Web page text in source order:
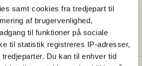
samt cookies fra tredjepart til
af brugervenlighed,
til funktioner på sociale
til statistik registreres IP-adresser,
Du kan til enhver tid
under 9 meter – 2.950 kg.
derover – 4.625 kg.